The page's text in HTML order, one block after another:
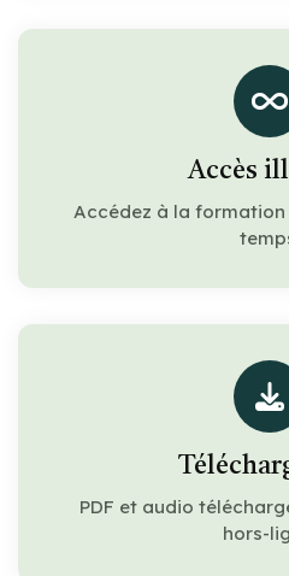
Accès
Accédez à la
PDF et audio
hors-